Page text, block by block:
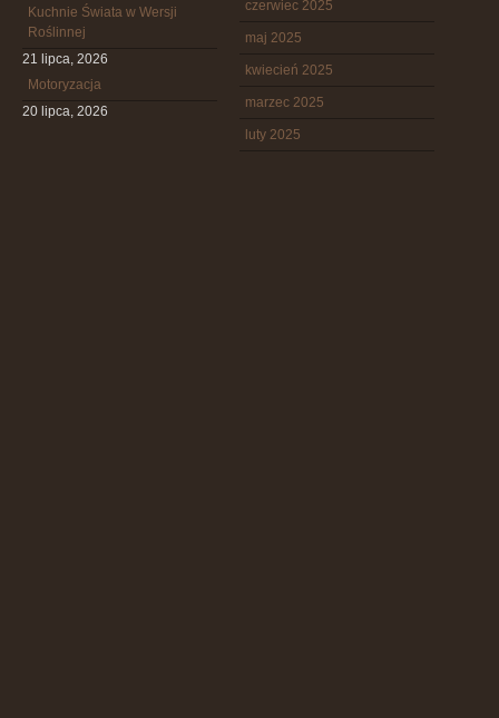
Kuchnie Świata w Wersji
Roślinnej
21 lipca, 2026
Motoryzacja
20 lipca, 2026
czerwiec 2025
maj 2025
kwiecień 2025
marzec 2025
luty 2025